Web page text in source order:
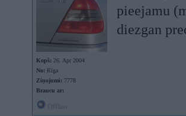
Kopš: 26. Apr 2004
No: Rīga
Ziņojumi: 7778
Braucu ar:
pieejamu
diezgan